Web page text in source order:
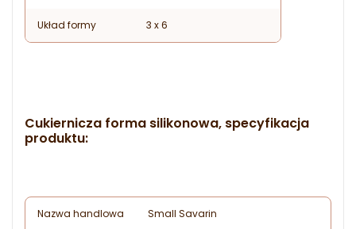
Układ formy 3 x 6
Cukiernicza forma silikonowa, specyfikacja
produktu:
Nazwa handlowa Small Savarin